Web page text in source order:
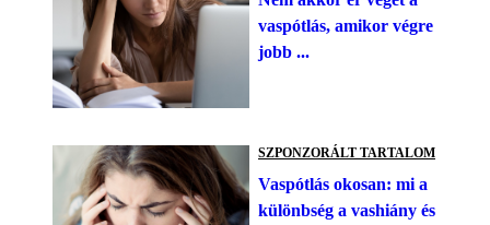
vaspótlás, amikor végre
jobb ...
SZPONZORÁLT TARTALOM
Vaspótlás okosan: mi a
különbség a vashiány és